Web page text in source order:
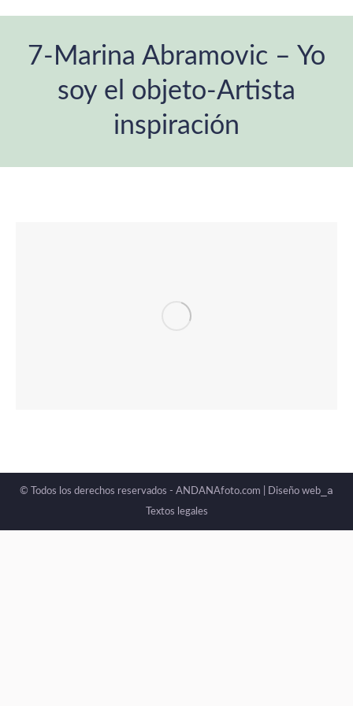
7-Marina Abramovic – Yo
soy el objeto-Artista
inspiración
© Todos los derechos reservados - ANDANAfoto.com | Diseño web _a
Textos legales